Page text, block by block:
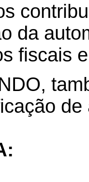
da
fiscais